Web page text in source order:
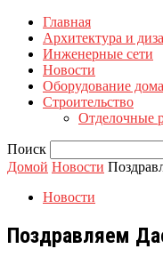
Главная
Архитектура и
Инженерные сети
Новости
Оборудование
Строительство
Отделочные
Поиск
Домой Новости
Новости
Поздравляем